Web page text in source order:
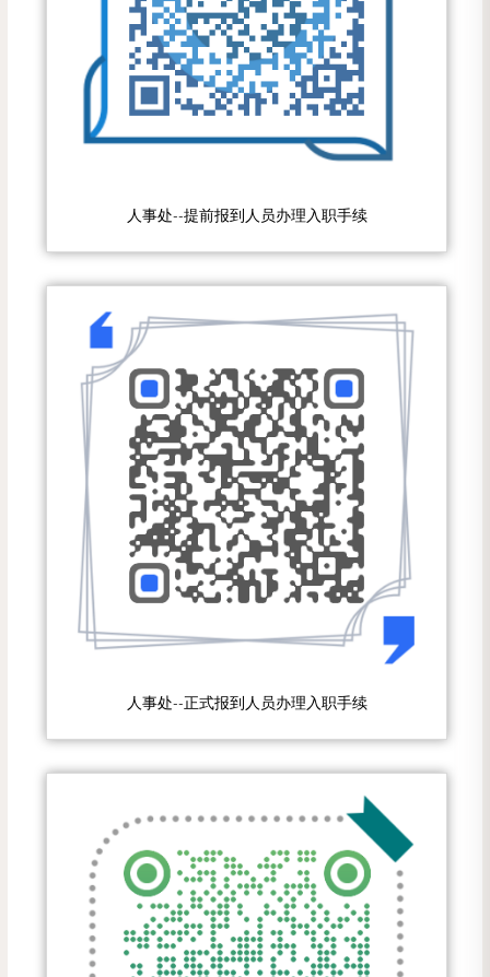
人事处--提前报到人员办理入职手续
人事处--正式报到人员办理入职手续